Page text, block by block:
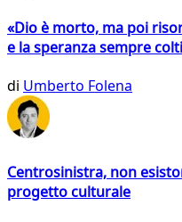
«Dio è morto, ma poi
e la speranza sempre
di Umberto Folena
Centrosinistra, non
progetto culturale